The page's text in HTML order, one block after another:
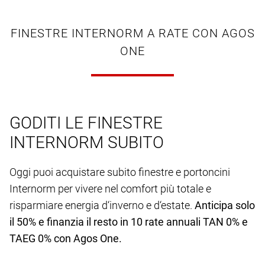
FINESTRE INTERNORM A RATE CON AGOS
ONE
GODITI LE FINESTRE
INTERNORM SUBITO
Oggi puoi acquistare subito finestre e portoncini
Internorm per vivere nel comfort più totale e
risparmiare energia d‘inverno e d‘estate. Anticipa solo
il 50% e finanzia il resto in 10 rate annuali TAN 0% e
TAEG 0% con Agos One.